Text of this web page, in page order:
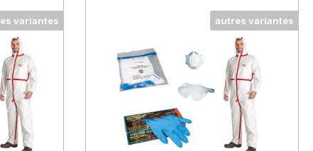
variantes autres variantes